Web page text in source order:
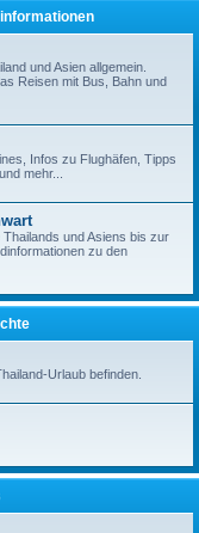
und Asien allgemein.
Reisen mit Bus, Bahn und
Infos zu Flughäfen, Tipps
mehr...
und Asiens bis zur
zu den
Urlaub befinden.